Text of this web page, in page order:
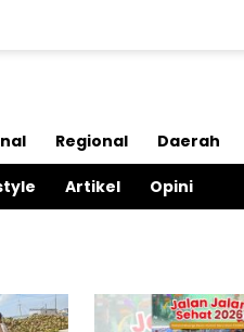
Regional Daerah
Artikel Opini